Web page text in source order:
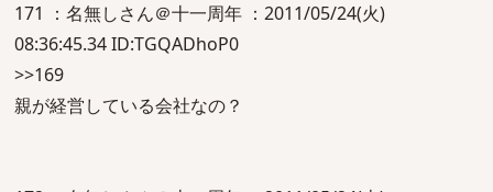
171 ：名無しさん＠十一周年 ：2011/05/24(火)
08:36:45.34 ID:TGQADhoP0
>>169
親が経営している会社なの？